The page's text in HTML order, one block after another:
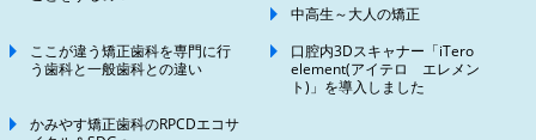
中高生～大人の矯正
ここが違う矯正歯科を専門に行
う歯科と一般歯科との違い
口腔内3Dスキャナー「iTero
element(アイテロ エレメン
ト)」を導入しました
かみやす矯正歯科のRPCDエコサ